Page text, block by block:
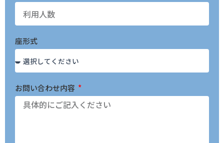
座形式
お問い合わせ内容